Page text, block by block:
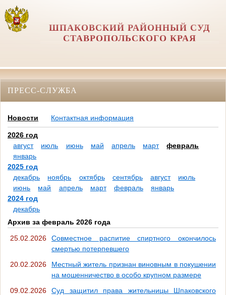
ШПАКОВСКИЙ РАЙОННЫЙ СУД
СТАВРОПОЛЬСКОГО КРАЯ
ПРЕСС-СЛУЖБА
Новости Контактная информация
2026 год
август
июль июнь май апрель март
февраль
январь
2025 год
декабрь
ноябрь октябрь сентябрь август
июль
июнь
май апрель март февраль
январь
2024 год
декабрь
Архив за февраль 2026 года
25.02.2026
Совместное распитие спиртного окончилось
смертью потерпевшего
20.02.2026
Местный житель признан виновным в покушении
на мошенничество в особо крупном размере
09.02.2026
Суд защитил права жительницы Шпаковского